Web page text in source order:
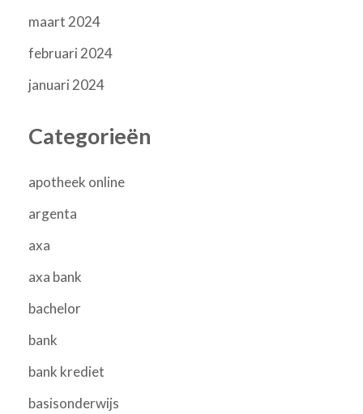
maart 2024
februari 2024
januari 2024
Categorieën
apotheek online
argenta
axa
axa bank
bachelor
bank
bank krediet
basisonderwijs